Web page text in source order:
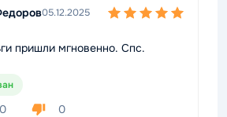
05.12.2025
пришли мгновенно. Спс.
0
0